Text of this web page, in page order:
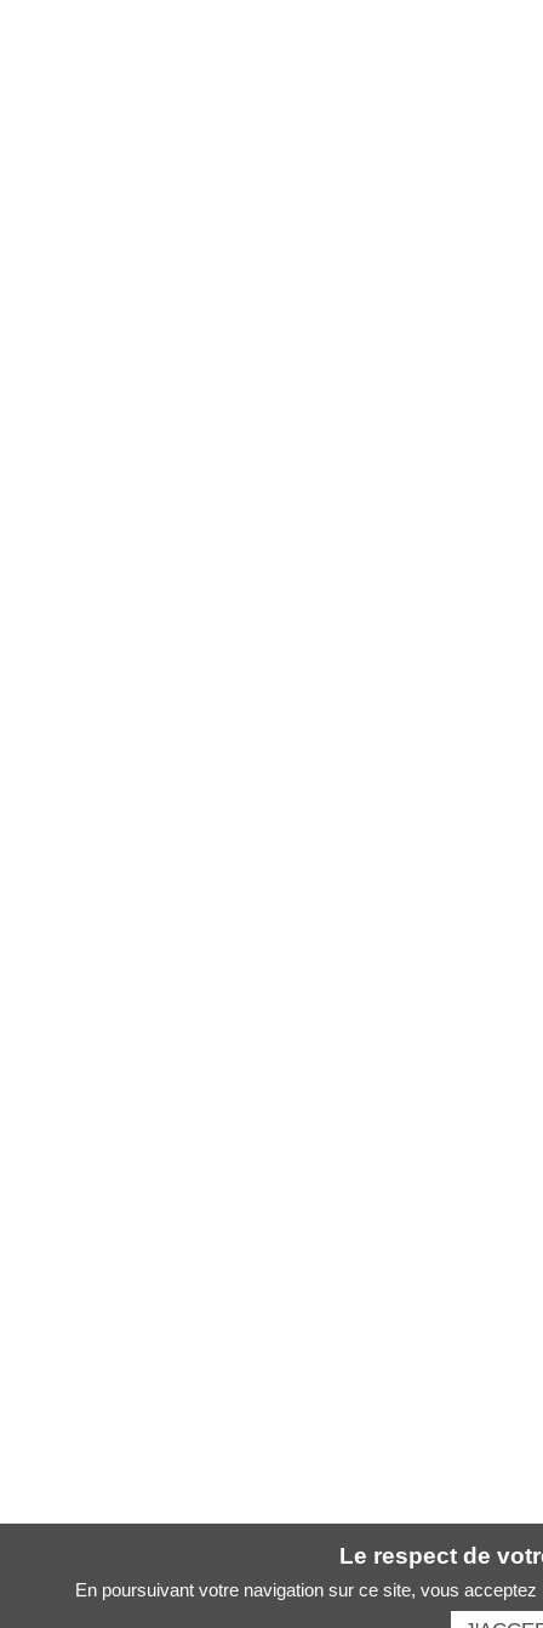
Le respect de
En poursuivant votre navigation sur ce site, vous